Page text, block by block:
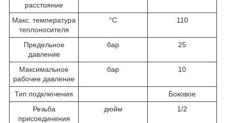
расстояние
Макс. температура
теплоносителя
°С 110
Предельное
давление
бар 25
Максимальное
рабочее давление
бар 10
Тип подключения
Боковое
Резьба
присоединения
дюйм 1/2